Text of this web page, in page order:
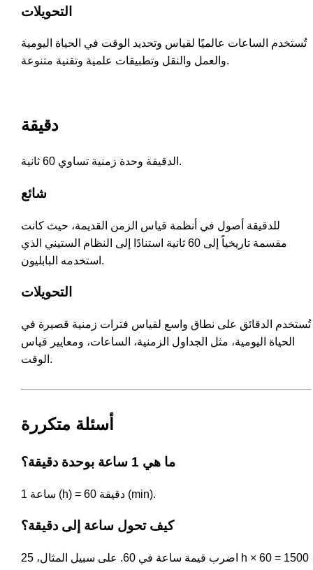
التحويلات
تُستخدم الساعات عالميًا لقياس وتحديد الوقت في الحياة اليومية
والعمل والنقل وتطبيقات علمية وتقنية متنوعة.
دقيقة
الدقيقة وحدة زمنية تساوي 60 ثانية.
شائع
للدقيقة أصول في أنظمة قياس الزمن القديمة، حيث كانت
مقسمة تاريخياً إلى 60 ثانية استنادًا إلى النظام الستيني الذي
استخدمه البابليون.
التحويلات
تُستخدم الدقائق على نطاق واسع لقياس فترات زمنية قصيرة في
الحياة اليومية، مثل الجداول الزمنية، الساعات، ومعايير قياس
الوقت.
أسئلة متكررة
ما هي 1 ساعة بوحدة دقيقة؟
1 ساعة (h) = 60 دقيقة (min).
كيف تحول ساعة إلى دقيقة؟
اضرب قيمة ساعة في 60. على سبيل المثال، 25 h × 60 = 1500